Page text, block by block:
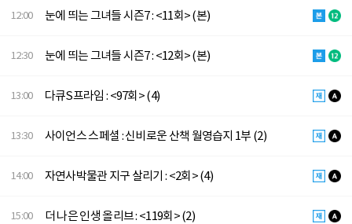
12:00 눈에 띄는 그녀들 시즌7 : <11회> (본)
12:30 눈에 띄는 그녀들 시즌7 : <12회> (본)
13:00 다큐S프라임 : <97회> (4)
13:30 사이언스 스페셜 : 신비로운 산책 월영습지 1부 (2)
14:00 자연사박물관 지구 살리기 : <2회> (4)
15:00 더 나은 인생 올리브 : <119회> (2)